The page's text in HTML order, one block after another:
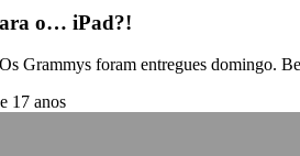
o… iPad?!
Grammys foram entregues domingo.
17 anos